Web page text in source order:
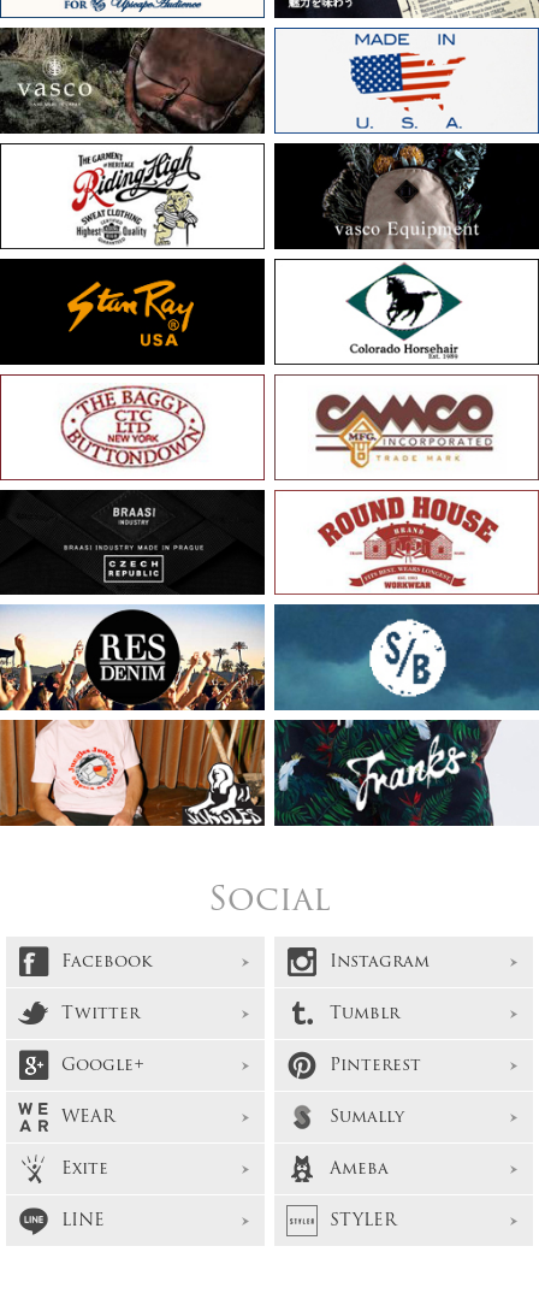
Social
Facebook
Instagram
Twitter
Tumblr
Google+
Pinterest
WEAR
Sumally
Exite
Ameba
LINE
STYLER